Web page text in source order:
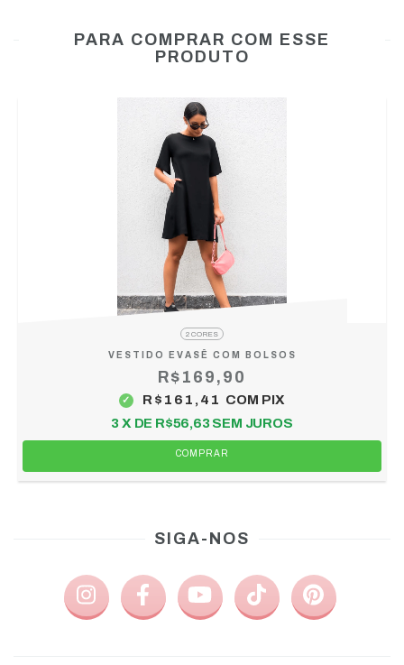
PARA COMPRAR COM ESSE
PRODUTO
2 CORES
VESTIDO EVASÊ COM BOLSOS
R$169,90
R$161,41 COM PIX
3 X DE R$56,63 SEM JUROS
COMPRAR
SIGA-NOS